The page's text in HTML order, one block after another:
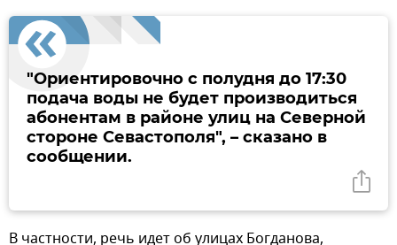
"Ориентировочно с полудня до 17:30
подача воды не будет производиться
абонентам в районе улиц на Северной
стороне Севастополя", – сказано в
сообщении.
В частности, речь идет об улицах Богданова,